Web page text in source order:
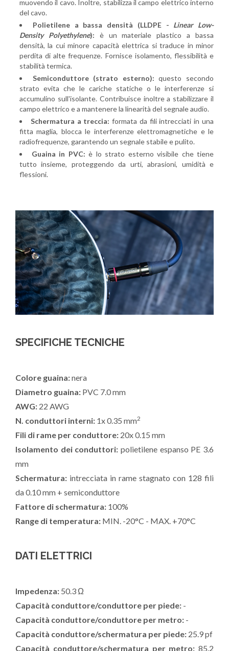
muovendo il cavo. Inoltre, stabilizza il campo elettrico interno
del cavo.
Polietilene a bassa densità (LLDPE - Linear Low-
Density Polyethylene): è un materiale plastico a bassa
densità, la cui minore capacità elettrica si traduce in minor
perdita di alte frequenze. Fornisce isolamento, flessibilità e
stabilità termica.
Semiconduttore (strato esterno): questo secondo
strato evita che le cariche statiche o le interferenze si
accumulino sull'isolante. Contribuisce inoltre a stabilizzare il
campo elettrico e a mantenere la linearità del segnale audio.
Schermatura a treccia: formata da fili intrecciati in una
fitta maglia, blocca le interferenze elettromagnetiche e le
radiofrequenze, garantendo un segnale stabile e pulito.
Guaina in PVC: è lo strato esterno visibile che tiene
tutto insieme, proteggendo da urti, abrasioni, umidità e
flessioni.
SPECIFICHE TECNICHE
Colore guaina:nera
Diametro guaina: PVC 7.0 mm
AWG: 22 AWG
N. conduttori interni: 1x 0.35 mm2
Fili di rame per conduttore: 20x 0.15 mm
Isolamento dei conduttori: polietilene espanso PE 3.6
mm
Schermatura: intrecciata in rame stagnato con 128 fili
da 0.10 mm + semiconduttore
Fattore di schermatura: 100%
Range di temperatura: MIN. -20°C - MAX. +70°C
DATI ELETTRICI
Impedenza: 50.3 Ω
Capacità conduttore/conduttore per piede: -
Capacità conduttore/conduttore per metro: -
Capacità conduttore/schermatura per piede: 25.9 pf
Capacità conduttore/schermatura per metro: 85.2